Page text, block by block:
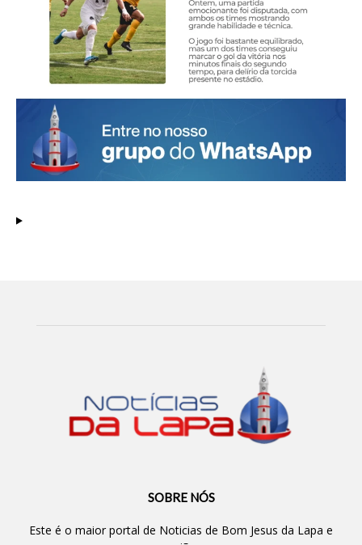
SOBRE NÓS
Este é o maior portal de Noticias de Bom Jesus da Lapa e